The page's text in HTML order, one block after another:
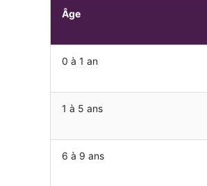
Âge
0 à 1 an
1 à 5 ans
6 à 9 ans